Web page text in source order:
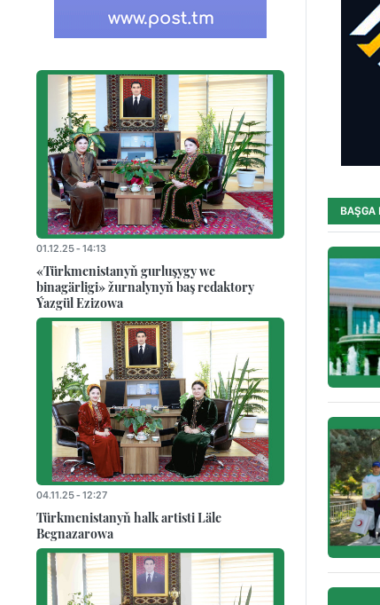
BAŞGA
01.12.25 - 14:13
«Türkmenistanyň gurluşygy we
binagärligi» žurnalynyň baş redaktory
Ýazgül Ezizowa
04.11.25 - 12:27
Türkmenistanyň halk artisti Läle
Begnazarowa